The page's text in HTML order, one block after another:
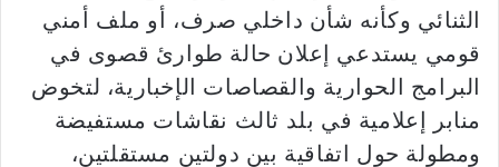
الثنائي وكأنه شأن داخلي صرف، أو ملف أمني
قومي يستدعي إعلان حالة طوارئ قصوى في
البرامج الحوارية والقصاصات الإخبارية، لتخوض
منابر إعلامية في بلد ثالث نقاشات مستفيضة
ومطولة حول اتفاقية بين دولتين مستقلتين،